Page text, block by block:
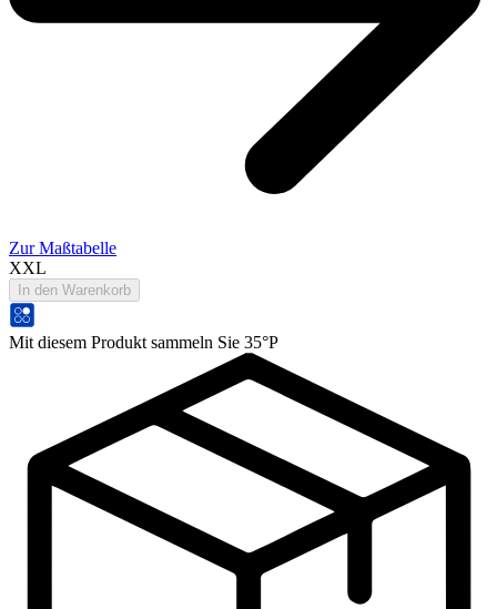
Zur Maßtabelle
XXL
In den Warenkorb
Mit diesem Produkt sammeln Sie 35°P